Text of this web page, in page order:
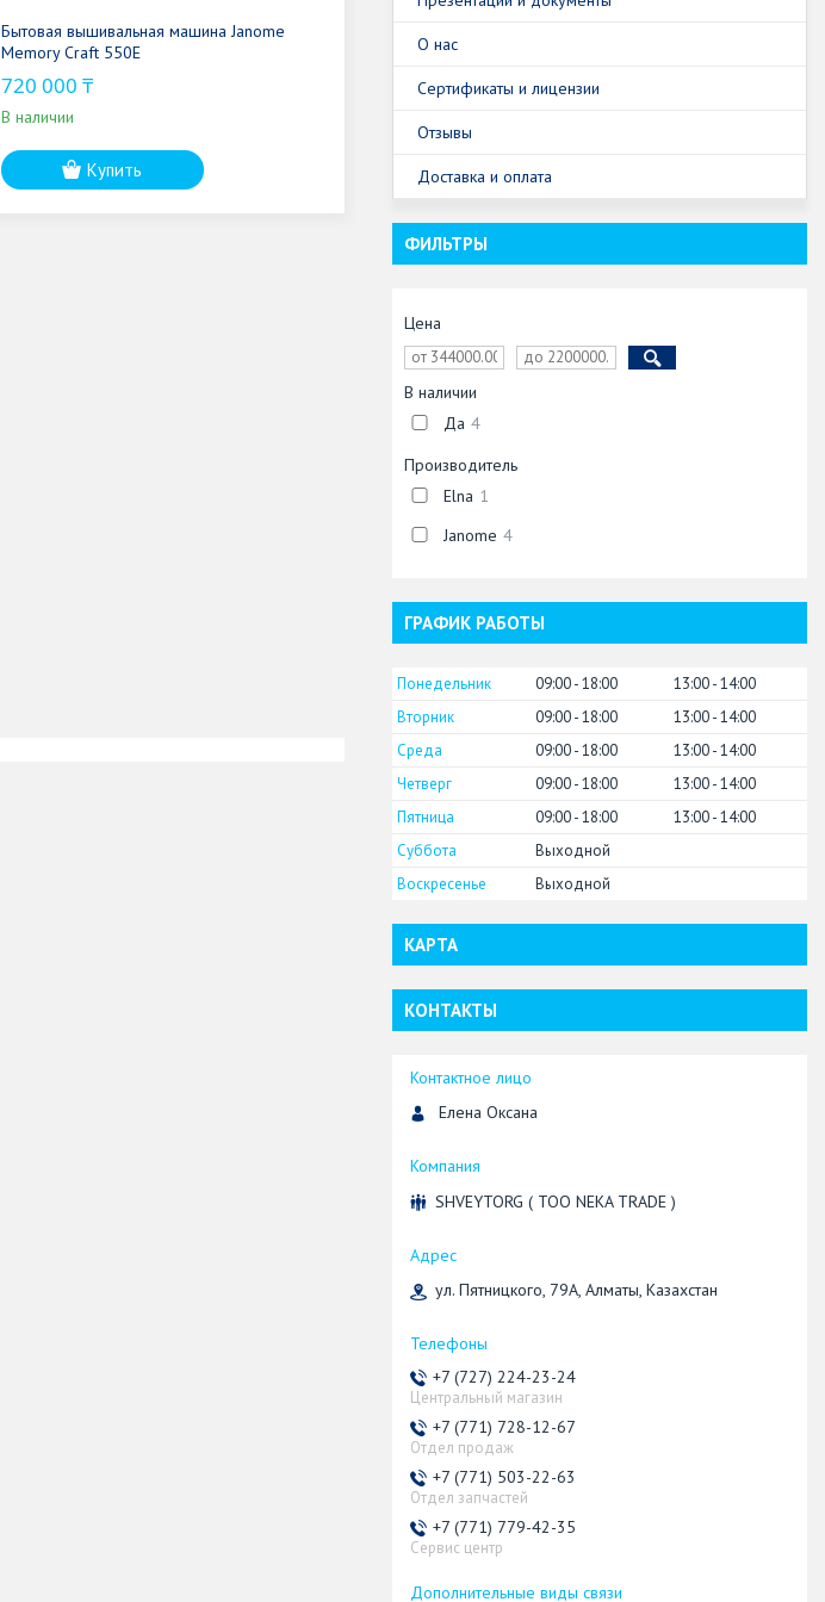
Бытовая вышивальная машина Janome
Memory Craft 550Е
720 000 ₸
В наличии
Купить
О нас
Сертификаты и лицензии
Отзывы
Доставка и оплата
ФИЛЬТРЫ
Цена
В наличии
Да 4
Производитель
Elna 1
Janome 4
ГРАФИК РАБОТЫ
Понедельник 09:00 18:00 13:00 14:00
Вторник
09:00 18:00 13:00 14:00
Среда
09:00 18:00 13:00 14:00
Четверг
09:00 18:00 13:00 14:00
Пятница
09:00 18:00 13:00 14:00
Суббота
Выходной
Воскресенье
Выходной
КАРТА
КОНТАКТЫ
Елена Оксана
SHVEYTORG ( ТОО NEKA TRADE )
ул. Пятницкого, 79А, Алматы, Казахстан
+7 (727) 224-23-24
Центральный магазин
+7 (771) 728-12-67
Отдел продаж
+7 (771) 503-22-63
Отдел запчастей
+7 (771) 779-42-35
Сервис центр